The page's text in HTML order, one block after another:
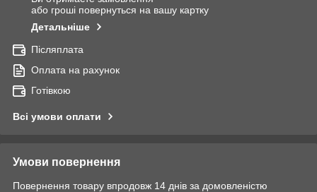
або гроші повернуться на вашу картку
Детальніше
Післяплата
Оплата на рахунок
Готівкою
Всі умови оплати
Умови повернення
Повернення товару впродовж 14 днів за домовленістю